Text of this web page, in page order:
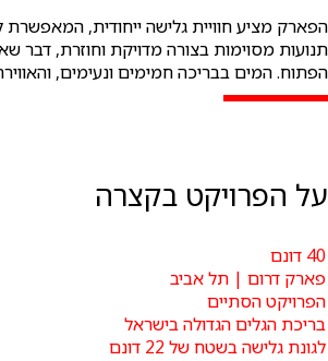
הפארק מציע חוויית גלישה ייחודית,
תנועות מסוימות בצורה מדויקת וחוזרת, דבר
הפתוח. המים בבריכה חמימים ונעימים,
על הפרויקט בקצרה
40 דונם
פארק דרום | תל אביב
הפרויקט הסתיים
בריכת הגלים הגדולה בישראל
לגונת גלישה בשטח של 22 דונם